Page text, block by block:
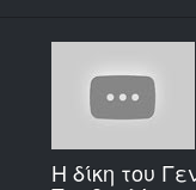
Η δίκη του